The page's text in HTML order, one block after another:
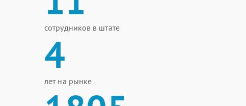
сотрудников в штате
4
лет на рынке